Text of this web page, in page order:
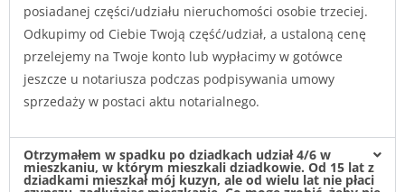
posiadanej części/udziału nieruchomości osobie trzeciej.
Odkupimy od Ciebie Twoją część/udział, a ustaloną cenę
przelejemy na Twoje konto lub wypłacimy w gotówce
jeszcze u notariusza podczas podpisywania umowy
sprzedaży w postaci aktu notarialnego.
Otrzymałem w spadku po dziadkach udział 4/6 w
mieszkaniu, w którym mieszkali dziadkowie. Od 15 lat z
dziadkami mieszkał mój kuzyn, ale od wielu lat nie płaci